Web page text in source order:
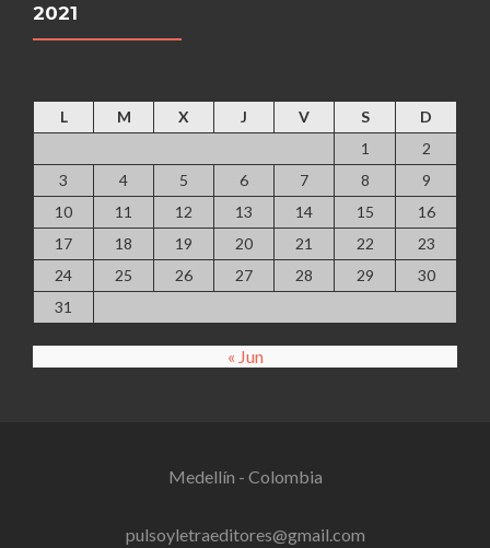
2021
L M X J V S
D
1
2
3
4 5 6 7 8
9
10
11 12 13 14 15
16
17
18 19 20 21 22
23
24
25 26 27 28 29
30
31
« Jun
Medellín - Colombia
pulsoyletraeditores@gmail.com